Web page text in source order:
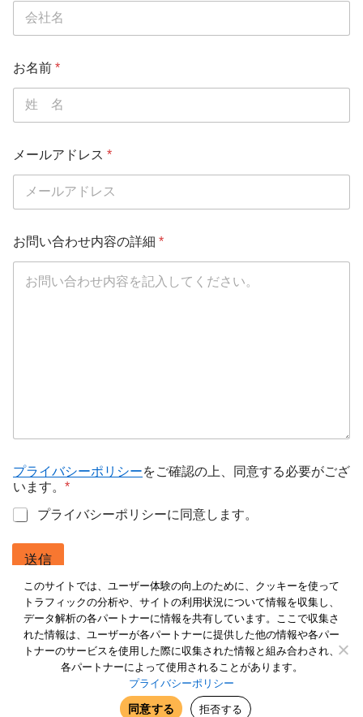
お名前 *
お
問
せ
内
容
メールアドレス *
お問い合わせ内容の詳細 *
プライバシーポリシーをご確認の上、同意する必要がござ
います。 *
プライバシーポリシーに同意します。
送信
© 2012 NEXTSCAPE INC
Trademarks on this website
AWS Media Services, AWS Elemental MediaConvert, AWS Elemental
MediaPackage, AWS Elemental MediaLive, and other AWS trademarks
used in the materials are trademarks of Amazon.com, Inc. or its
このサイトでは、ユーザー体験の向上のために、クッキーを使って
トラフィックの分析や、サイトの利用状況について情報を収集し、
データ解析の各パートナーに情報を共有しています。ここで収集さ
れた情報は、ユーザーが各パートナーに提供した他の情報や各パー
トナーのサービスを使用した際に収集された情報と組み合わされ、
各パートナーによって使用されることがあります。
プライバシーポリシー
同意する 拒否する